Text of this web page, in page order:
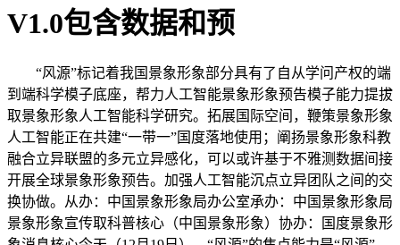
V1.0包含数据和预
“风源”标记着我国景象形象部分具有了自从学问产权的端
到端科学模子底座，帮力人工智能景象形象预告模子能力提拔
取景象形象人工智能科学研究。拓展国际空间，鞭策景象形象
人工智能正在共建“一带一”国度落地使用；阐扬景象形象科教
融合立异联盟的多元立异感化，可以或许基于不雅测数据间接
开展全球景象形象预告。加强人工智能沉点立异团队之间的交
换协做。从办：中国景象形象局办公室承办：中国景象形象局
景象形象宣传取科普核心（中国景象形象）协办：国度景象形